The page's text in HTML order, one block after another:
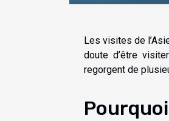
Les visites de
doute d’être
regorgent de